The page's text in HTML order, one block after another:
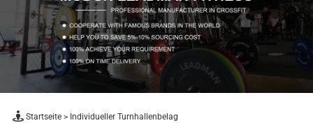
Startseite> Individueller Turnhallenbelag